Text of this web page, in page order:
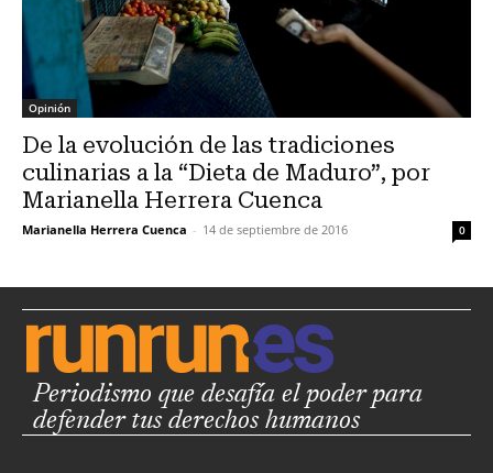
Opinión
De la evolución de las tradiciones
culinarias a la “Dieta de Maduro”, por
Marianella Herrera Cuenca
Marianella Herrera Cuenca - 14 de septiembre de 2016 0
Periodismo que desafía el poder para
defender tus derechos humanos